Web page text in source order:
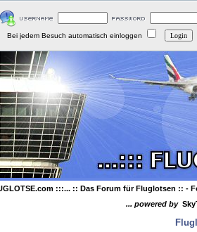
Bei jedem Besuch automatisch einloggen
:::... :: Das Forum für Fluglotsen :: -
... powered by